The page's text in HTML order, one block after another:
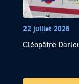
22 juillet 2026
Cléopâtre